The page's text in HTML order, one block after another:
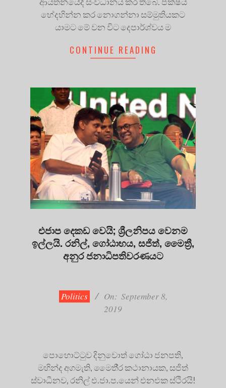
භේදභින්න කර නොගන්නා සම්මුතියකට
යාමට මේ වන විට දෙපාර්ශ්වය ම
CONTINUE READING
එජාප දෙකඩ වෙයි; ශ්‍රීලනිපය වෙනම
ඉල්ලයි. රනිල්, ගෝඨාභය, සජිත්, මෛත්‍රී,
අනුර ජනාධිපතිවරණයට
Politics On: September 8,
2019
පොහොට්ටුව දිනුවොත් ගෝඨා ජනපති,
මහින්ද අගමැති, මෛතී‍්‍ර කථානායක, සජිත්
ස්වාධීනව, රනිල් එ.ජා.ප.යෙන් එනඑක ස්ථිරයි!